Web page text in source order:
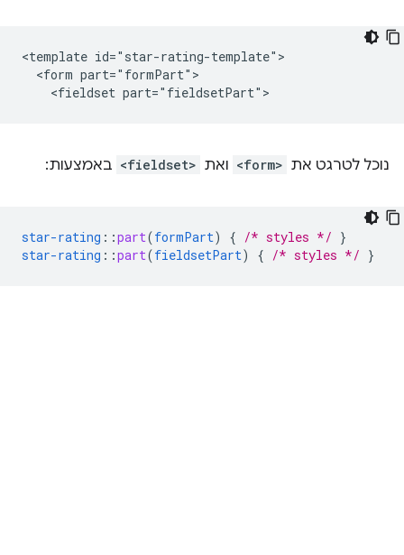
<template id="star-rating-template">
  <form part="formPart">
נוכל לטרגט את <form> ואת <fieldset> באמצעות:
star-rating ::part(formPart) { /* styles */ }
star-rating ::part(fieldsetPart) { /* styles */ }